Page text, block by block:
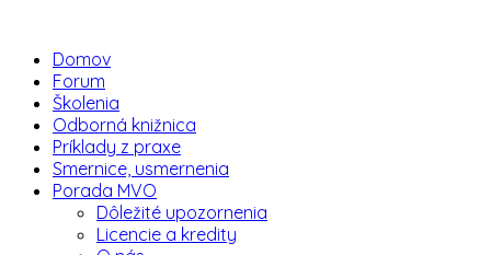
Domov
Forum
Školenia
Odborná knižnica
Príklady z praxe
Smernice, usmernenia
Porada MVO
Dôležité upozornenia
Licencie a kredity